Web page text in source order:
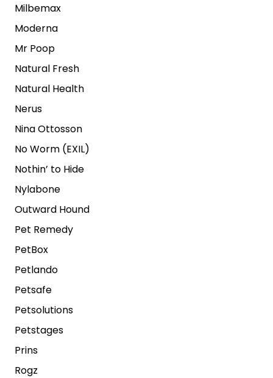
Milbemax
Moderna
Mr Poop
Natural Fresh
Natural Health
Nerus
Nina Ottosson
No Worm (EXIL)
Nothin’ to Hide
Nylabone
Outward Hound
Pet Remedy
PetBox
Petlando
Petsafe
Petsolutions
Petstages
Prins
Rogz